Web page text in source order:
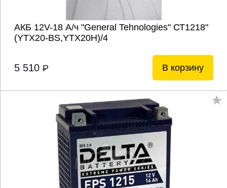
АКБ 12V-18 А/ч "General Tehnologies" СТ1218"
(YTX20-BS,YTX20H)/4
5 510 P В корзину